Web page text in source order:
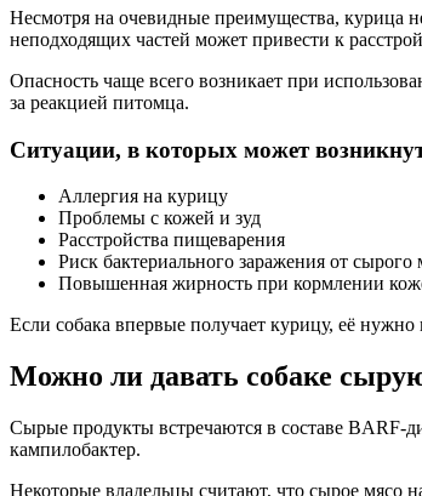
Несмотря на очевидные преимущества, курица
неподходящих частей может привести к
Опасность чаще всего возникает при
за реакцией питомца.
Ситуации, в которых может
Аллергия на курицу
Проблемы с кожей и зуд
Расстройства пищеварения
Риск бактериального заражения от сырого
Повышенная жирность при кормлении
Если собака впервые получает курицу, её
Можно ли давать собаке
Сырые продукты встречаются в составе BARF-
кампилобактер.
Некоторые владельцы считают, что сырое мясо